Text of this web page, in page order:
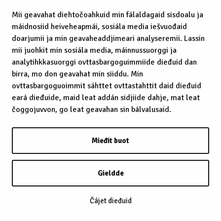
Mii geavahat diehtočoahkuid min fálaldagaid sisdoalu ja
máidnosiid heiveheapmái, sosiála media iešvuođaid
doarjumii ja min geavaheaddjimeari analyseremii. Lassin
mii juohkit min sosiála media, máinnussuorggi ja
analytihkkasuorggi ovttasbargoguimmiide dieđuid dan
birra, mo don geavahat min siiddu. Min
ovttasbargoguoimmit sáhttet ovttastahttit daid dieđuid
eará dieđuide, maid leat addán sidjiide dahje, mat leat
čoggojuvvon, go leat geavahan sin bálvalusaid.
Mieđit buot
Gieldde
Čájet dieđuid